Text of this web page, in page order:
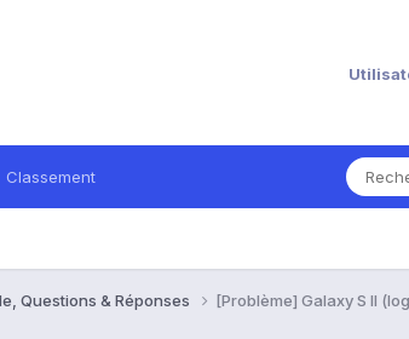
Classement
Questions & Réponses [Problème] Galaxy S II